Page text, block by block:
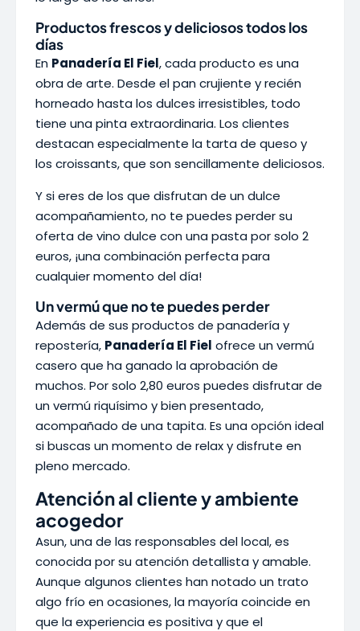
Productos frescos y deliciosos todos los
días
En Panadería El Fiel, cada producto es una
obra de arte. Desde el pan crujiente y recién
horneado hasta los dulces irresistibles, todo
tiene una pinta extraordinaria. Los clientes
destacan especialmente la tarta de queso y
los croissants, que son sencillamente deliciosos.
Y si eres de los que disfrutan de un dulce
acompañamiento, no te puedes perder su
oferta de vino dulce con una pasta por solo 2
euros, ¡una combinación perfecta para
cualquier momento del día!
Un vermú que no te puedes perder
Además de sus productos de panadería y
repostería, Panadería El Fiel ofrece un vermú
casero que ha ganado la aprobación de
muchos. Por solo 2,80 euros puedes disfrutar de
un vermú riquísimo y bien presentado,
acompañado de una tapita. Es una opción ideal
si buscas un momento de relax y disfrute en
pleno mercado.
Atención al cliente y ambiente
acogedor
Asun, una de las responsables del local, es
conocida por su atención detallista y amable.
Aunque algunos clientes han notado un trato
algo frío en ocasiones, la mayoría coincide en
que la experiencia es positiva y que el